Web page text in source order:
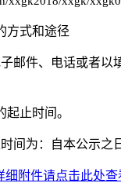
方式和途径
邮件、电话或者以
起止时间。
间为：自本公示之
细附件请点击此处查